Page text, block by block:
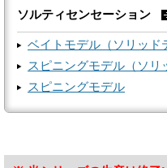
ソルティセンセーション
ベイトモデル（ソリッド
スピニングモデル（ソリ
スピニングモデル